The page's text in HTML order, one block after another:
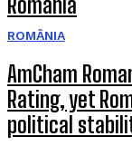
ROMÂNIA
AmCham
Rating, yet
political